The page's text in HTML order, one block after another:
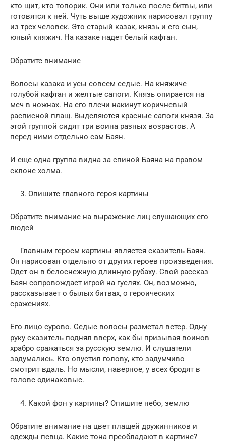
кто щит, кто топорик. Они или только после битвы, или
готовятся к ней. Чуть выше художник нарисовал группу
из трех человек. Это старый казак, князь и его сын,
юный княжич. На казаке надет белый кафтан.
Обратите внимание
Волосы казака и усы совсем седые. На княжиче
голубой кафтан и желтые сапоги. Князь опирается на
меч в ножнах. На его плечи накинут коричневый
расписной плащ. Выделяются красные сапоги князя. За
этой группой сидят три воина разных возрастов. А
перед ними отдельно сам Баян.
И еще одна группа видна за спиной Баяна на правом
склоне холма.
3. Опишите главного героя картины
Обратите внимание на выражение лиц слушающих его
людей
Главным героем картины является сказитель Баян.
Он нарисован отдельно от других героев произведения.
Одет он в белоснежную длинную рубаху. Свой рассказ
Баян сопровождает игрой на гуслях. Он, возможно,
рассказывает о былых битвах, о героических
сражениях.
Его лицо сурово. Седые волосы разметал ветер. Одну
руку сказитель поднял вверх, как бы призывая воинов
храбро сражаться за русскую землю. И слушатели
задумались. Кто опустил голову, кто задумчиво
смотрит вдаль. Но мысли, наверное, у всех бродят в
голове одинаковые.
4. Какой фон у картины? Опишите небо, землю
Обратите внимание на цвет плащей дружинников и
одежды певца. Какие тона преобладают в картине?